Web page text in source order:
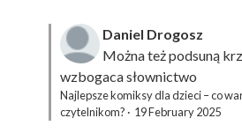
Daniel Drogosz
Można też podsuną
wzbogaca słownictwo
Najlepsze komiksy dla dzieci – co
czytelnikom? · 19 February 2025